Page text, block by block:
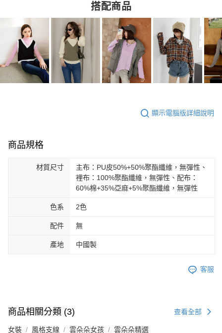
搭配商品
顯示電腦版詳細說明
商品規格
材質尺寸
主布：PU皮50%+50%聚酯纖維，無彈性、
裡布：100%聚酯纖維，無彈性、配布：
60%棉+35%亞麻+5%聚酯纖維，無彈性
色系 2色
配件 無
產地 中國製
客服
商品相關分類 (3) 查看全部
女裝 風格支線 雲朵朵女孩 雲朵朵精選